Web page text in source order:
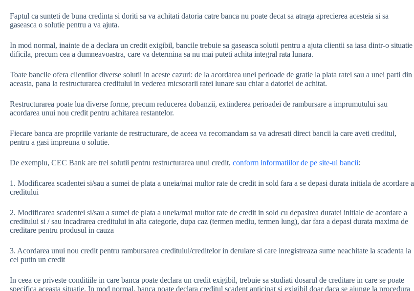
Faptul ca sunteti de buna credinta si doriti sa va achitati datoria catre banca nu poate decat sa atraga aprecierea acesteia si sa
gaseasca o solutie pentru a va ajuta.
In mod normal, inainte de a declara un credit exigibil, bancile trebuie sa gaseasca solutii pentru a ajuta clientii sa iasa dintr-o situatie
dificila, precum cea a dumneavoastra, care va determina sa nu mai puteti achita integral rata lunara.
Toate bancile ofera clientilor diverse solutii in aceste cazuri: de la acordarea unei perioade de gratie la plata ratei sau a unei parti din
aceasta, pana la restructurarea creditului in vederea micsorarii ratei lunare sau chiar a datoriei de achitat.
Restructurarea poate lua diverse forme, precum reducerea dobanzii, extinderea perioadei de rambursare a imprumutului sau
acordarea unui nou credit pentru achitarea restantelor.
Fiecare banca are propriile variante de restructurare, de aceea va recomandam sa va adresati direct bancii la care aveti creditul,
pentru a gasi impreuna o solutie.
De exemplu, CEC Bank are trei solutii pentru restructurarea unui credit, conform informatiilor de pe site-ul bancii:
1. Modificarea scadentei si/sau a sumei de plata a uneia/mai multor rate de credit in sold fara a se depasi durata initiala de acordare a
creditului
2. Modificarea scadentei si/sau a sumei de plata a uneia/mai multor rate de credit in sold cu depasirea duratei initiale de acordare a
creditului si / sau incadrarea creditului in alta categorie, dupa caz (termen mediu, termen lung), dar fara a depasi durata maxima de
creditare pentru produsul in cauza
3. Acordarea unui nou credit pentru rambursarea creditului/creditelor in derulare si care inregistreaza sume neachitate la scadenta la
cel putin un credit
In ceea ce priveste conditiile in care banca poate declara un credit exigibil, trebuie sa studiati dosarul de creditare in care se poate
specifica aceasta situatie. In mod normal, banca poate declara creditul scadent anticipat si exigibil doar daca se ajunge la procedura